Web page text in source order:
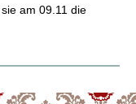
am 09.11 die